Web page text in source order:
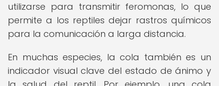
utilizarse para transmitir feromonas, lo que
permite a los reptiles dejar rastros químicos
para la comunicación a larga distancia.
En muchas especies, la cola también es un
indicador visual clave del estado de ánimo y